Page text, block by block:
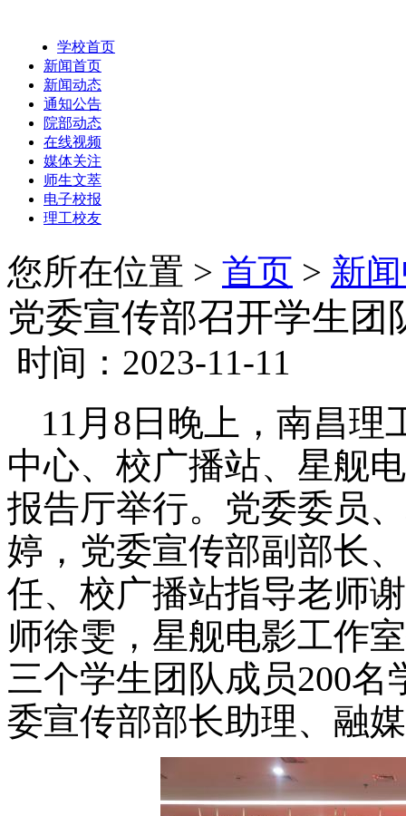
学校首页
新闻首页
新闻动态
通知公告
院部动态
在线视频
媒体关注
师生文萃
电子校报
理工校友
您所在位置 > 首页 > 新
党委宣传部召开学生团
时间：2023-11-11
11月8日晚上 ，南昌
中心、校广播站、星舰
报告厅举行。党委委员
婷，党委宣传部副部长
任、校广播站指导老师
师徐雯，星舰电影工作
三个学生团队成员200名
委宣传部部长助理、融